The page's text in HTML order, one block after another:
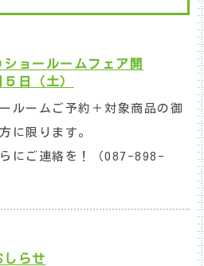
ョールームフェア開
（土）
ルームご予約＋対象商品の御
に限ります。
にご連絡を！（087-898-
しらせ